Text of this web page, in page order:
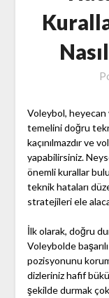
Voleybol, heyecan
temelini doğru
kaçınılmazdır ve
yapabilirsiniz.
önemli kurallar
teknik hataları
stratejileri ele
İlk olarak, doğru
Voleybolde
pozisyonunu
dizleriniz hafif
şekilde durmak